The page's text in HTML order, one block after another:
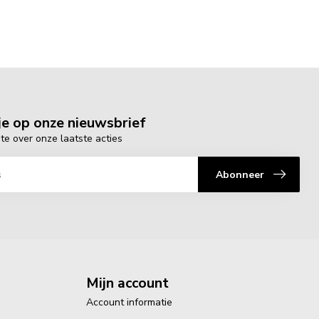
op onze nieuwsbrief
over onze laatste acties
Abonneer
Mijn account
Account informatie